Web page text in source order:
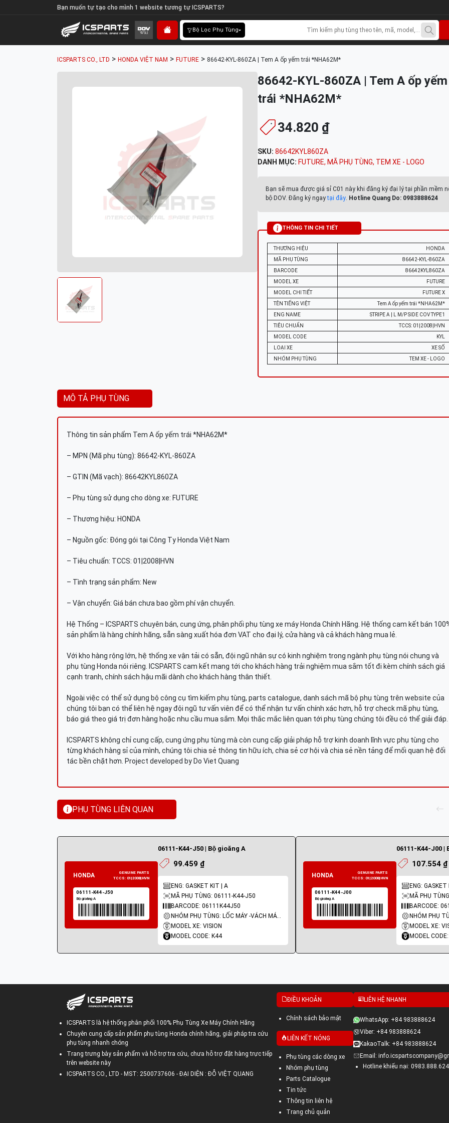
Bạn muốn tự tạo cho mình 1 website tương tự ICSPARTS?
Bộ Lọc Phụ Tùng
ICSPARTS CO., LTD > HONDA VIỆT NAM > FUTURE > 86642-KYL-860ZA | Tem A ốp yếm trái *NHA62M*
86642-KYL-860ZA | Tem A ốp yếm
trái *NHA62M*
34.820 ₫
SKU: 86642KYL860ZA
DANH MỤC: FUTURE, MÃ PHỤ TÙNG, TEM XE - LOGO
Bạn sẽ mua được giá sỉ C01 này khi đăng ký đại lý tại phần mềm
bộ DOV. Đăng ký ngaytại đây. Hotline Quang Do: 0983888624
THÔNG TIN CHI TIẾT
THƯƠNG HIỆU
HONDA
MÃ PHỤ TÙNG
86642-KYL-860ZA
BARCODE
86642KYL860ZA
MODEL XE
FUTURE
MODEL CHI TIẾT
FUTURE X
TÊN TIẾNG VIỆT
Tem A ốp yếm trái *NHA62M*
ENG NAME
STRIPE A | L M/P SIDE COV TYPE1
TIÊU CHUẨN
TCCS: 01|2008|HVN
MODEL CODE
KYL
LOẠI XE
XE SỐ
NHÓM PHỤ TÙNG
TEM XE - LOGO
MÔ TẢ PHỤ TÙNG
Thông tin sản phẩm Tem A ốp yếm trái *NHA62M*
– MPN (Mã phụ tùng): 86642-KYL-860ZA
– GTIN (Mã vạch): 86642KYL860ZA
– Phụ tùng sử dụng cho dòng xe: FUTURE
– Thương hiệu: HONDA
– Nguồn gốc: Đóng gói tại Công Ty Honda Việt Nam
– Tiêu chuẩn: TCCS: 01|2008|HVN
– Tình trạng sản phẩm: New
– Vận chuyển: Giá bán chưa bao gồm phí vận chuyển.
Hệ Thống – ICSPARTS chuyên bán, cung ứng, phân phối phụ tùng xe máy Honda Chính Hãng. Hệ thống cam kết bán
sản phẩm là hàng chính hãng, sẵn sàng xuất hóa đơn VAT cho đại lý, cửa hàng và cả khách hàng mua lẻ.
Với kho hàng rộng lớn, hệ thống xe vận tải có sẵn, đội ngũ nhân sự có kinh nghiệm trong ngành phụ tùng nói chung và
phụ tùng Honda nói riêng. ICSPARTS cam kết mang tới cho khách hàng trải nghiệm mua sắm tốt đi kèm chính sách giá
cạnh tranh, chính sách hậu mãi dành cho khách hàng thân thiết.
Ngoài việc có thể sử dụng bộ công cụ tìm kiếm phụ tùng, parts catalogue, danh sách mã bộ phụ tùng trên website của
chúng tôi bạn có thể liên hệ ngay đội ngũ tư vấn viên để có thể nhận tư vấn chính xác hơn, hỗ trợ check mã phụ tùng,
báo giá theo giá trị đơn hàng hoặc nhu cầu mua sắm. Mọi thắc mắc liên quan tới phụ tùng chúng tôi đều có thể giải đáp.
ICSPARTS không chỉ cung cấp, cung ứng phụ tùng mà còn cung cấp giải pháp hỗ trợ kinh doanh lĩnh vực phụ tùng cho
từng khách hàng sỉ của mình, chúng tôi chia sẻ thông tin hữu ích, chia sẻ cơ hội và chia sẻ nền tảng để mối quan hệ đối
tác bền chặt hơn. Project developed by Do Viet Quang
PHỤ TÙNG LIÊN QUAN
06111-K44-J50 | Bộ gioăng A
99.459 ₫
ENG: GASKET KIT | A
MÃ PHỤ TÙNG: 06111-K44-J50
BARCODE: 06111K44J50
NHÓM PHỤ TÙNG: LỐC MÁY -VÁCH MÁY - GIOĂNG MÁY
MODEL XE: VISION
MODEL CODE: K44
06111-K44-J00 |
107.554 ₫
ENG: GASKET
MÃ PHỤ
BARCODE:
MODEL XE:
MODEL
ICSPARTS là hệ thống phân phối 100% Phụ Tùng Xe Máy Chính Hãng
Chuyên cung cấp sản phẩm phụ tùng Honda chính hãng, giải pháp tra cứu
phụ tùng nhanh chóng
Trang trưng bày sản phẩm và hỗ trợ tra cứu, chưa hỗ trợ đặt hàng trực tiếp
trên website này
ICSPARTS CO., LTD - MST: 2500737606 - ĐẠI DIỆN : ĐỖ VIỆT QUANG
ĐIỀU KHOẢN
Chính sách bảo mật
LIÊN KẾT NÓNG
Phụ tùng các dòng xe
Nhóm phụ tùng
Parts Catalogue
Tin tức
Thông tin liên hệ
Trang chủ quản
LIÊN HỆ NHANH
WhatsApp: +84 983888624
Viber: +84 983888624
KakaoTalk: +84 983888624
Email:
Hotline khiếu nại: 0983.888.624